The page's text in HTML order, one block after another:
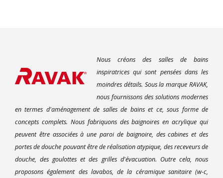
Nous créons des salles de bains
inspiratrices qui sont pensées dans les
moindres détails. Sous la marque RAVAK,
nous fournissons des solutions modernes
en termes d'aménagement de salles de bains et ce, sous forme de
concepts complets. Nous fabriquons des baignoires en acrylique qui
peuvent être associées à une paroi de baignoire, des cabines et des
portes de douche pouvant être de réalisation atypique, des receveurs de
douche, des goulottes et des grilles d'évacuation. Outre cela, nous
proposons également des lavabos, de la céramique sanitaire (w-c,